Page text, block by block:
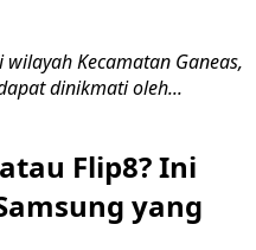
wilayah Kecamatan Ganeas,
dinikmati oleh...
Flip8? Ini
yang